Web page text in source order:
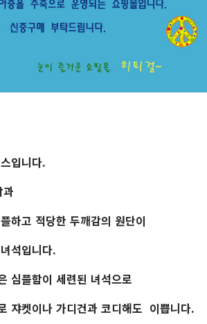
입니다.
하고 적당한 두깨감의 원단이
석입니다.
심플함이 세련된 녀석으로
쟈켓이나 가디건과 코디해도 이쁩니다.